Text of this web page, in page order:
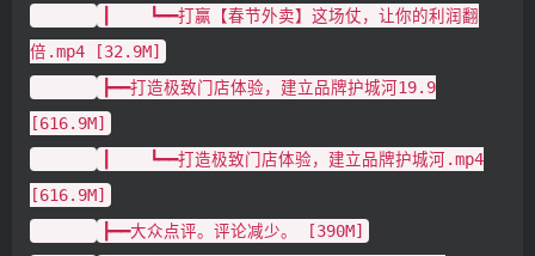
┃ ┗━━打赢【春节外卖】这场仗，让你的利润翻
倍.mp4 [32.9M]
┣━━打造极致门店体验，建立品牌护城河19.9
[616.9M]
┃ ┗━━打造极致门店体验，建立品牌护城河.mp4
[616.9M]
┣━━大众点评。评论减少。 [390M]